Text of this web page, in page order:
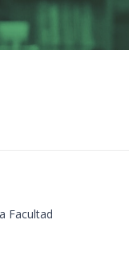
Facultad